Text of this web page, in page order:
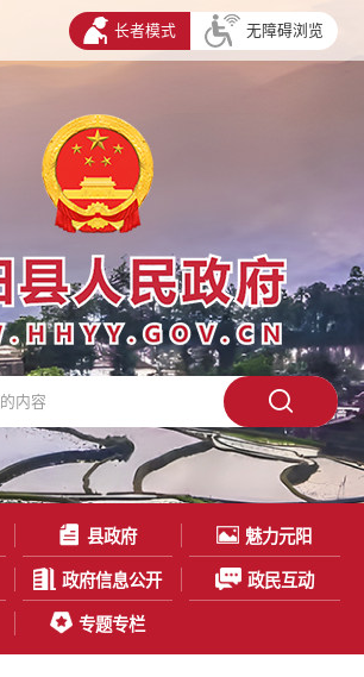
长者模式 无障碍浏览
县政府 魅力元阳
政府信息公开 政民互动
专题专栏